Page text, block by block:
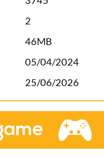
2
46MB
05/04/2024
25/06/2026